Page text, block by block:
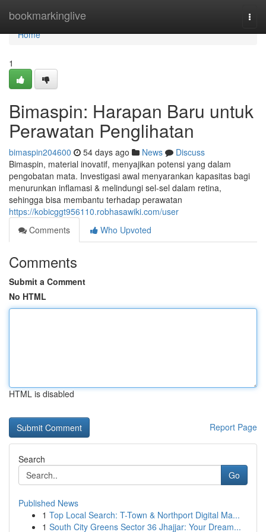
bookmarkinglive
Home
Home
1
Bimaspin: Harapan Baru untuk
Perawatan Penglihatan
bimaspin204600 54 days ago News
Discuss
Bimaspin, material inovatif, menyajikan potensi yang dalam
pengobatan mata. Investigasi awal menyarankan kapasitas bagi
menurunkan inflamasi & melindungi sel-sel dalam retina,
sehingga bisa membantu terhadap perawatan
https://kobicggt956110.robhasawiki.com/user
Comments
Who Upvoted
Comments
Submit a Comment
No HTML
HTML is disabled
Report Page
Search
Go
Published News
1 Top Local Search: T-Town & Northport Digital Ma...
1 South City Greens Sector 36 Jhajjar: Your Dream...